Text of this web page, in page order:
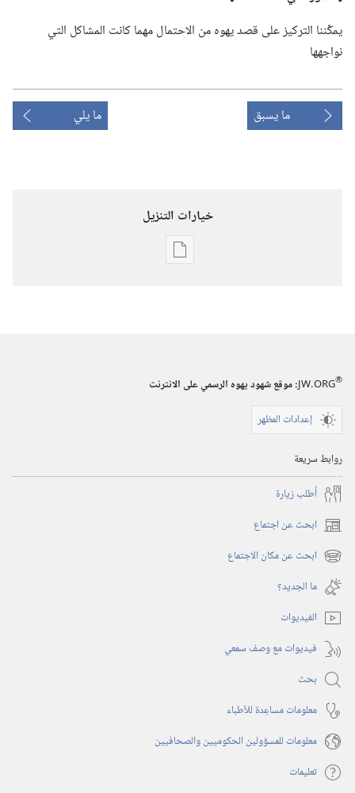
يمكِّننا التركيز على قصد يهوه من الاحتمال مهما كانت المشاكل التي
نواجهها
ما يسبق ما يلي
خيارات التنزيل
خيارات
الدراسية)‏
JW.ORG®
:‏ موقع شهود يهوه الرسمي على الانترنت
إعدادات المظهر
روابط سريعة
أُطلب زيارة
ابحث عن اجتماع (يفتح
نافذة
جديدة)
ابحث عن مكان الاجتماع (يفتح
نافذة
جديدة)
ما الجديد؟‏
الفيديوات
فيديوات مع وصف سمعي
بحث
معلومات مساعِدة للأطباء
معلومات للمسؤولين الحكوميين والصحافيين
تعليمات